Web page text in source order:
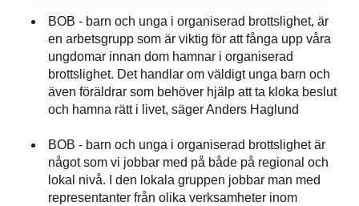
BOB - barn och unga i organiserad brottslighet, är
en arbetsgrupp som är viktig för att fånga upp våra
ungdomar innan dom hamnar i organiserad
brottslighet. Det handlar om väldigt unga barn och
även föräldrar som behöver hjälp att ta kloka beslut
och hamna rätt i livet, säger Anders Haglund
BOB - barn och unga i organiserad brottslighet är
något som vi jobbar med på både på regional och
lokal nivå. I den lokala gruppen jobbar man med
representanter från olika verksamheter inom